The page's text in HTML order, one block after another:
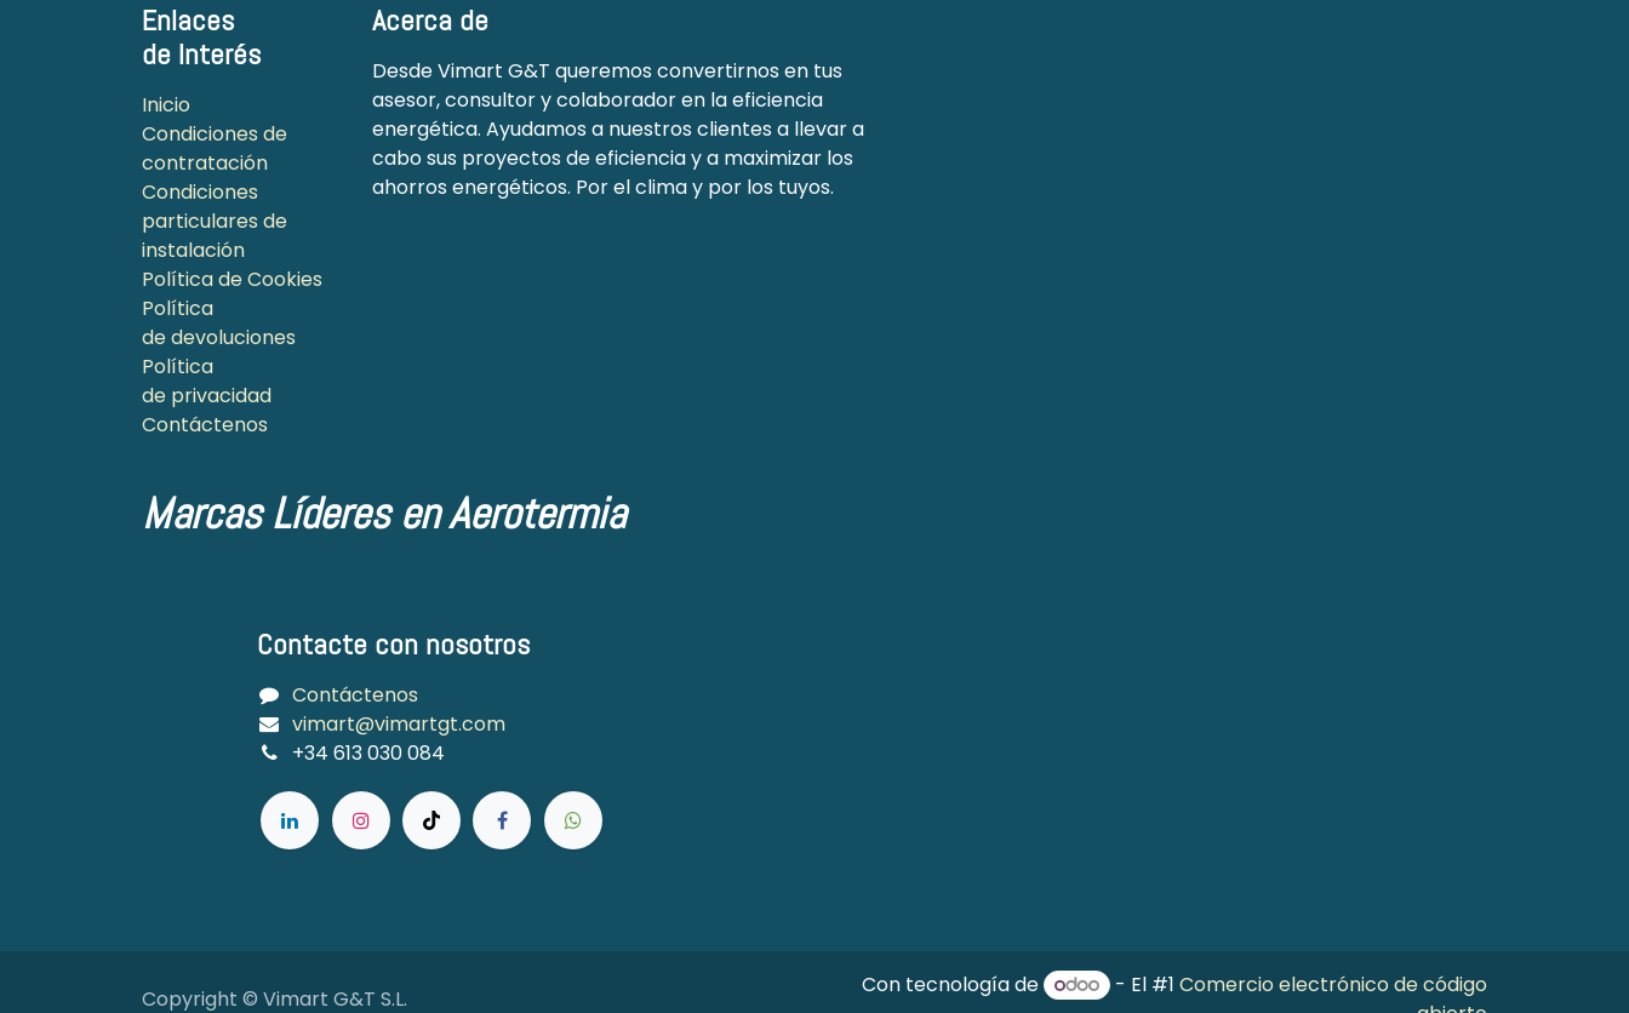
Enlaces
de Interés
Inicio
Condiciones de
contratación
Condiciones
particulares de
instalación
Política de Cookies
Política
de devoluciones
Política
de privacidad
Contáctenos
Acerca de
Desde Vimart G&T queremos convertirnos en tus
asesor, consultor y colaborador en la eficiencia
energética. Ayudamos a nuestros clientes a llevar a
cabo sus proyectos de eficiencia y a maximizar los
ahorros energéticos. Por el clima y por los tuyos.
Marcas Líderes en Aerotermia
Contacte con nosotros
Contáctenos
vimart@vimartgt.com
+34 613 030 084
Copyright © Vimart G&T S.L.
Con tecnología de - El #1 Comercio electrónico de código